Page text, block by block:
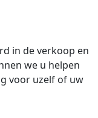
in de verkoop en
we u helpen
voor uzelf of uw